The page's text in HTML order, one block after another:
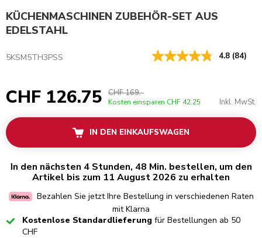
KÜCHENMASCHINEN ZUBEHÖR-SET AUS
EDELSTAHL
5KSM5TH3PSS 4.8 (84)
CHF 126.75 CHF 169.-
Kosten einsparen CHF 42.25 Inkl. MwSt.
IN DEN EINKAUFSWAGEN
In den nächsten 4 Stunden, 48 Min. bestellen, um den
Artikel bis zum 11 August 2026 zu erhalten
Bezahlen Sie jetzt Ihre Bestellung in verschiedenen Raten
mit Klarna
CheckedKostenlose Standardlieferung für Bestellungen ab 50
CHF